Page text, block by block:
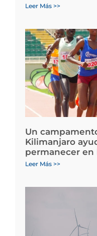
Leer Más >>
Un
Kilimanjaro
permanecer en
Leer Más >>